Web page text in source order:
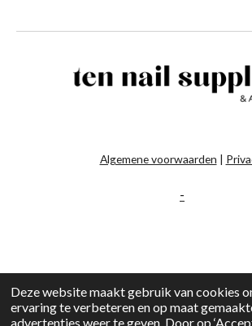
Deze website maakt gebruik van cookies
ervaring te verbeteren en op maat
advertenties weer te geven. Door op
Algemene voorwaarden |
-